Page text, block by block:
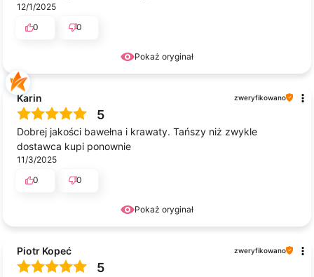
Pokaż oryginał
12/1/2025
0
0
Pokaż oryginał
Karin zweryfikowano
5
Dobrej jakości bawełna i krawaty. Tańszy niż zwykle
dostawca kupi ponownie
11/3/2025
0
0
Piotr Kopeć zweryfikowano
5